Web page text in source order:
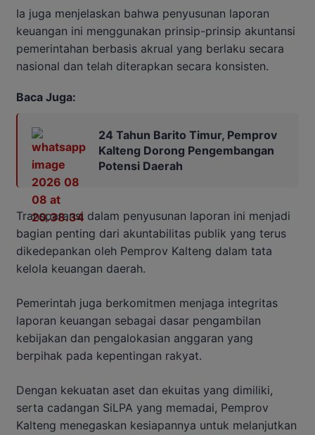
Ia juga menjelaskan bahwa penyusunan laporan
keuangan ini menggunakan prinsip-prinsip akuntansi
pemerintahan berbasis akrual yang berlaku secara
nasional dan telah diterapkan secara konsisten.
Baca Juga:
24 Tahun Barito Timur, Pemprov
Kalteng Dorong Pengembangan
Potensi Daerah
Transparansi dalam penyusunan laporan ini menjadi
bagian penting dari akuntabilitas publik yang terus
dikedepankan oleh Pemprov Kalteng dalam tata
kelola keuangan daerah.
Pemerintah juga berkomitmen menjaga integritas
laporan keuangan sebagai dasar pengambilan
kebijakan dan pengalokasian anggaran yang
berpihak pada kepentingan rakyat.
Dengan kekuatan aset dan ekuitas yang dimiliki,
serta cadangan SiLPA yang memadai, Pemprov
Kalteng menegaskan kesiapannya untuk melanjutkan